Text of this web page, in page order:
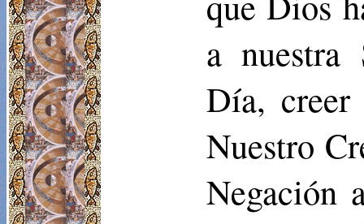
a nuestra
Día, creer
Nuestro
Negación